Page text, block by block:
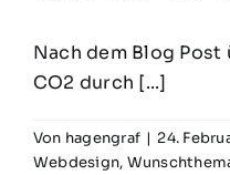
Nach dem Blog
CO2 durch [...]
Von hagengraf | 24.
Webdesign,